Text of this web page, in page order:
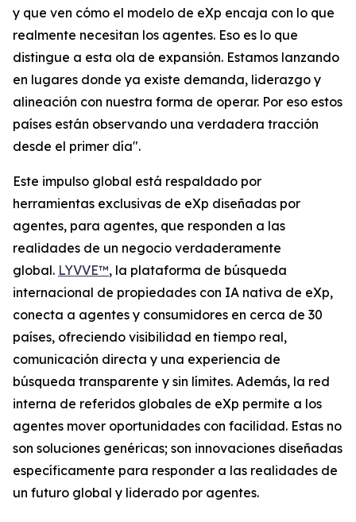
y que ven cómo el modelo de eXp encaja con lo que
realmente necesitan los agentes. Eso es lo que
distingue a esta ola de expansión. Estamos lanzando
en lugares donde ya existe demanda, liderazgo y
alineación con nuestra forma de operar. Por eso estos
países están observando una verdadera tracción
desde el primer día".
Este impulso global está respaldado por
herramientas exclusivas de eXp diseñadas por
agentes, para agentes, que responden a las
realidades de un negocio verdaderamente
global. LYVVE™, la plataforma de búsqueda
internacional de propiedades con IA nativa de eXp,
conecta a agentes y consumidores en cerca de 30
países, ofreciendo visibilidad en tiempo real,
comunicación directa y una experiencia de
búsqueda transparente y sin límites. Además, la red
interna de referidos globales de eXp permite a los
agentes mover oportunidades con facilidad. Estas no
son soluciones genéricas; son innovaciones diseñadas
específicamente para responder a las realidades de
un futuro global y liderado por agentes.